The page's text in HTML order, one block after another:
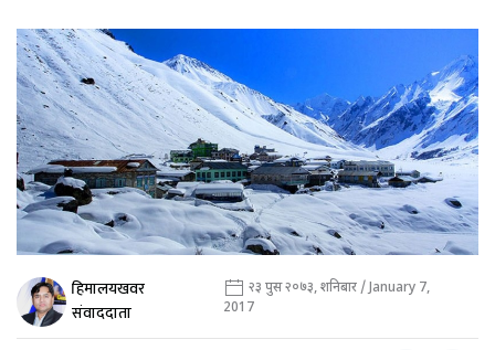
हिमालयखवर
संवाददाता
२३ पुस २०७३, शनिबार / January 7,
2017